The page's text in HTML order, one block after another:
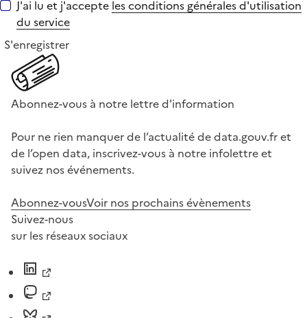
J'ai lu et j'accepte les conditions générales d'utilisation
du service
S'enregistrer
Abonnez-vous à notre lettre d'information
Pour ne rien manquer de l’actualité de data.gouv.fr et
de l’open data, inscrivez-vous à notre infolettre et
suivez nos événements.
Abonnez-vousVoir nos prochains évènements
Suivez-nous
sur les réseaux sociaux